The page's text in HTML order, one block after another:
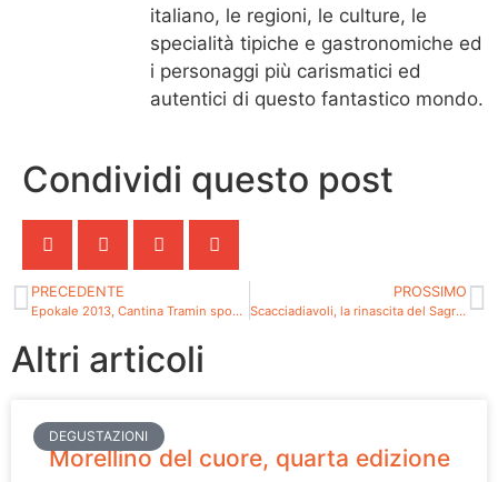
italiano, le regioni, le culture, le
specialità tipiche e gastronomiche ed
i personaggi più carismatici ed
autentici di questo fantastico mondo.
Condividi questo post
PRECEDENTE
Epokale 2013, Cantina Tramin sposta il limite del Gewürztraminer portandolo ad un nulla dalla perfezione
PROSSIMO
Scacciadiavoli, la rinascita del Sagrantino passa dalla precisione d’estrazione
Altri articoli
DEGUSTAZIONI
Morellino del cuore, quarta edizione